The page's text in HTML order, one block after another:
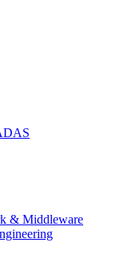
& Middleware